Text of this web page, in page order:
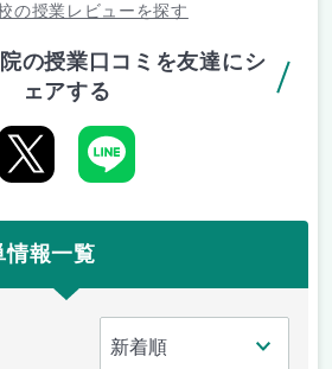
の授業レビューを探す
の授業口コミを友達にシ
ェアする
情報一覧